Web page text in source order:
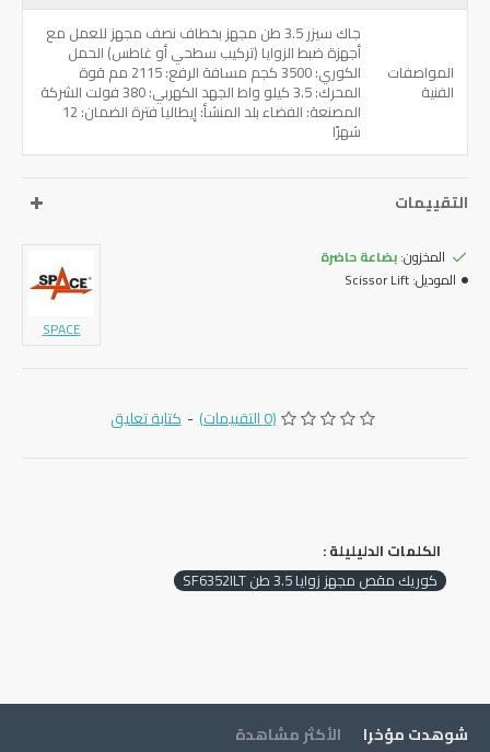
المواصفات
الفنية
جاك سيزر 3.5 طن مجهز بخطاف نصف مجهز للعمل مع
أجهزة ضبط الزوايا (تركيب سطحي أو غاطس) الحمل
الكوري: 3500 كجم مسافة الرفع: 2115 مم قوة
المحرك: 3.5 كيلو واط الجهد الكهربي: 380 فولت الشركة
المصنعة: الفضاء بلد المنشأ: إيطاليا فترة الضمان: 12
شهرًا
التقييمات
المخزون:بضاعة حاضرة
الموديل:Scissor Lift
SPACE
(0 التقييمات) - كتابة تعليق
الكلمات الدليليلة :
كوريك مقص مجهز زوايا 3.5 طن SF6352ILT
شوهدت مؤخرا الأكثر مشاهدة